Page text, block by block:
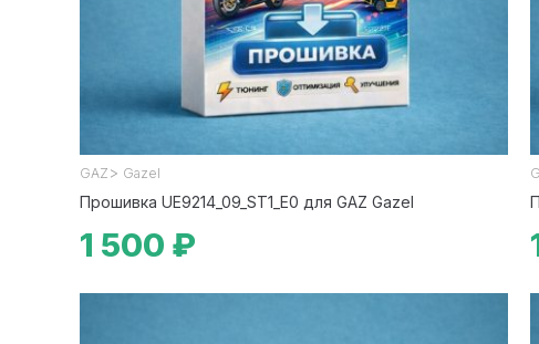
GAZ > Gazel
Прошивка UE9214_09_ST1_E0 для GAZ Gazel
1 500 ₽